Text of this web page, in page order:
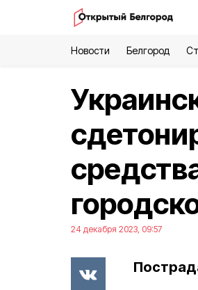
Новости Белгород
24 декабря 2023, 09:57